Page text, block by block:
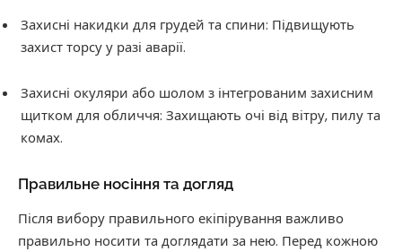
Захисні накидки для грудей та спини: Підвищують
захист торсу у разі аварії.
Захисні окуляри або шолом з інтегрованим захисним
щитком для обличчя: Захищають очі від вітру, пилу та
комах.
Правильне носіння та догляд
Після вибору правильного екіпірування важливо
правильно носити та доглядати за нею. Перед кожною